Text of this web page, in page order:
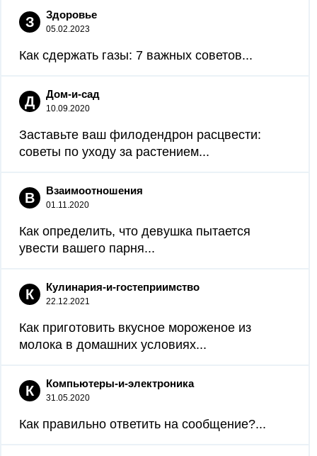
З Здоровье
05.02.2023
Как сдержать газы: 7 важных советов...
Д Дом-и-сад
10.09.2020
Заставьте ваш филодендрон расцвести:
советы по уходу за растением...
В Взаимоотношения
01.11.2020
Как определить, что девушка пытается
увести вашего парня...
К Кулинария-и-гостеприимство
22.12.2021
Как приготовить вкусное мороженое из
молока в домашних условиях...
К Компьютеры-и-электроника
31.05.2020
Как правильно ответить на сообщение?...